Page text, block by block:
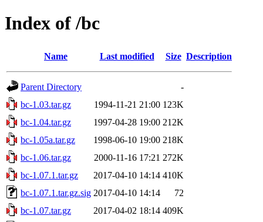
Index of /bc
Name Last modified Size Description
Parent Directory
-
bc-1.03.tar.gz
1994-11-21 21:00 123K
bc-1.04.tar.gz
1997-04-28 19:00 212K
bc-1.05a.tar.gz
1998-06-10 19:00 218K
bc-1.06.tar.gz
2000-11-16 17:21 272K
bc-1.07.1.tar.gz
2017-04-10 14:14 410K
bc-1.07.1.tar.gz.sig 2017-04-10 14:14
72
bc-1.07.tar.gz
2017-04-02 18:14 409K